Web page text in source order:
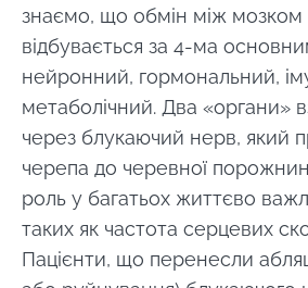
знаємо, що обмін між мозком
відбувається за 4-ма
нейронний, гормональний,
метаболічний. Два «органи»
через блукаючий нерв, який
черепа до черевної
роль у багатьох життєво
таких як частота серцевих
Пацієнти, що перенесли